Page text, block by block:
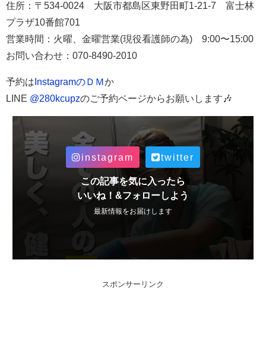
住所： 〒534-0024 大阪市都島区東野田町1-21-7 富士林
プラザ10番館701
営業時間： 火曜、 金曜営業(現役看護師の為) 9:00〜15:00
お問い合わせ：070-8490-2010
予約は InstagramのＤＭか
LINE @280kcupzのご予約ページからお願いします🎶
instagram twitter
この記事を気に入ったら
いいね！&フォローしよう
最新情報をお届けします
スポンサーリンク